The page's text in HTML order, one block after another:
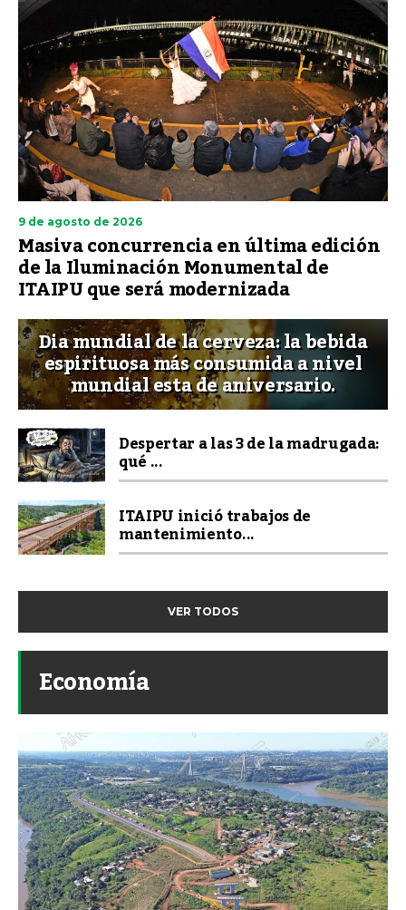
9 de agosto de 2026
Masiva concurrencia en última edición
de la Iluminación Monumental de
ITAIPU que será modernizada
Dia mundial de la cerveza: la bebida
espirituosa más consumida a nivel
mundial esta de aniversario.
Despertar a las 3 de la madrugada:
qué ...
ITAIPU inició trabajos de
mantenimiento...
VER TODOS
Economía